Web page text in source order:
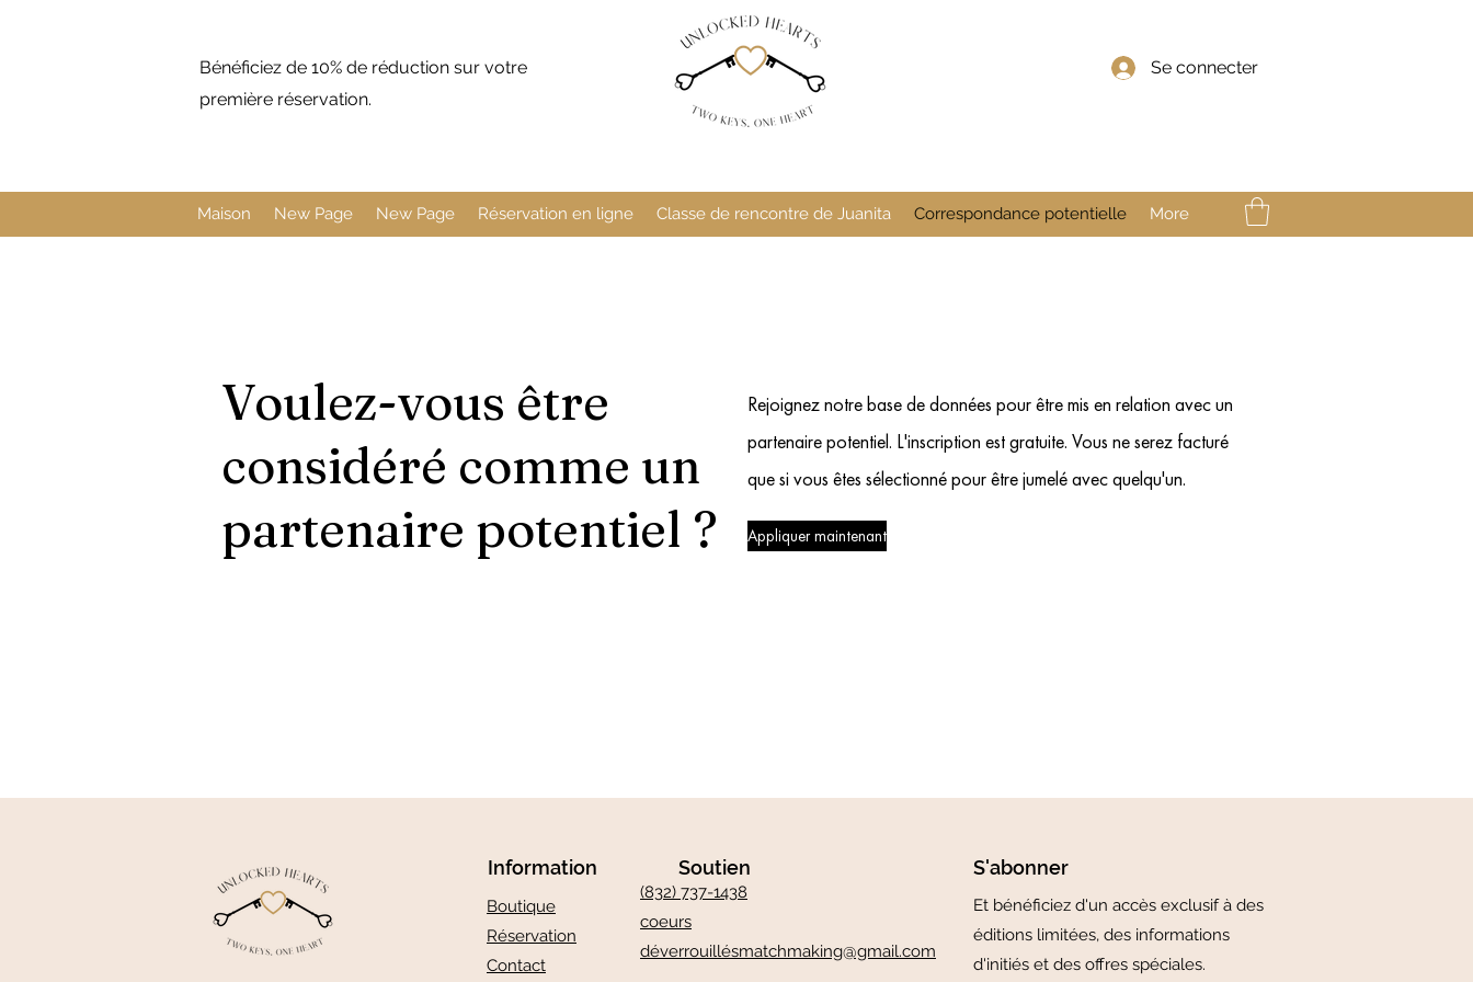
Bénéficiez de 10% de réduction sur votre
première réservation.
Se connecter
Maison New Page New Page Réservation en ligne Classe de rencontre de Juanita Correspondance potentielle More
Voulez-vous être
considéré comme un
partenaire potentiel ?
Rejoignez notre base de données pour être mis en relation avec un
partenaire potentiel. L'inscription est gratuite. Vous ne serez facturé
que si vous êtes sélectionné pour être jumelé avec quelqu'un.
Appliquer maintenant
Information Soutien
Boutique
Réservation
Contact
(832) 737-1438
coeurs
déverrouillésmatchmaking@gmail.com
S'abonner
Et bénéficiez d'un accès exclusif à des
éditions limitées, des informations
d'initiés et des offres spéciales.